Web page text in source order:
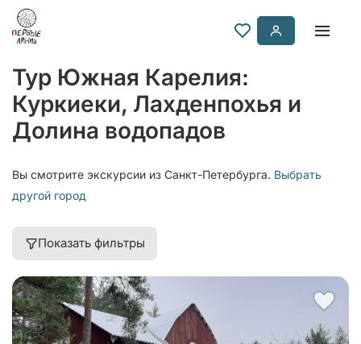
Тур Южная Карелия:
Куркиеки, Лахденпохья и
Долина водопадов
Вы смотрите экскурсии из Санкт-Петербурга. Выбрать
другой город
Показать фильтры